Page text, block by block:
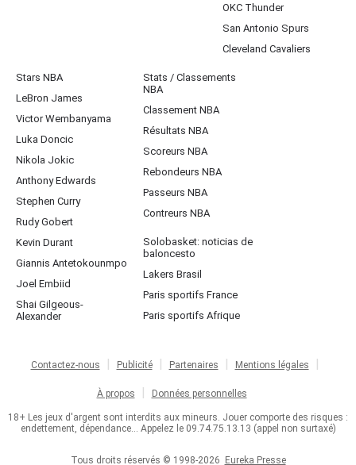
OKC Thunder
San Antonio Spurs
Cleveland Cavaliers
Stars NBA
LeBron James
Victor Wembanyama
Luka Doncic
Nikola Jokic
Anthony Edwards
Stephen Curry
Rudy Gobert
Kevin Durant
Giannis Antetokounmpo
Joel Embiid
Shai Gilgeous-
Alexander
Stats / Classements
NBA
Classement NBA
Résultats NBA
Scoreurs NBA
Rebondeurs NBA
Passeurs NBA
Contreurs NBA
Solobasket: noticias de
baloncesto
Lakers Brasil
Paris sportifs France
Paris sportifs Afrique
Contactez-nous Publicité Partenaires Mentions légales
À propos Données personnelles
18+ Les jeux d'argent sont interdits aux mineurs. Jouer comporte des risques :
endettement, dépendance... Appelez le 09.74.75.13.13 (appel non surtaxé)
Tous droits réservés © 1998-2026 Eureka Presse